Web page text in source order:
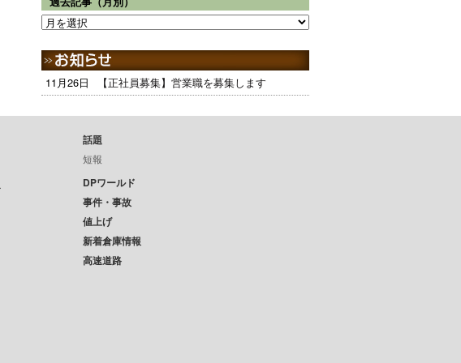
11月26日 【正社員募集】営業職を募集します
話題
短報
DPワールド
事件・事故
値上げ
新着倉庫情報
高速道路